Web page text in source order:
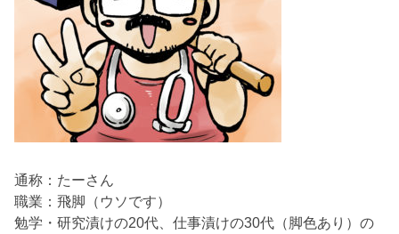
通称：たーさん
職業：飛脚（ウソです）
勉学・研究漬けの20代、仕事漬けの30代（脚色あり）の